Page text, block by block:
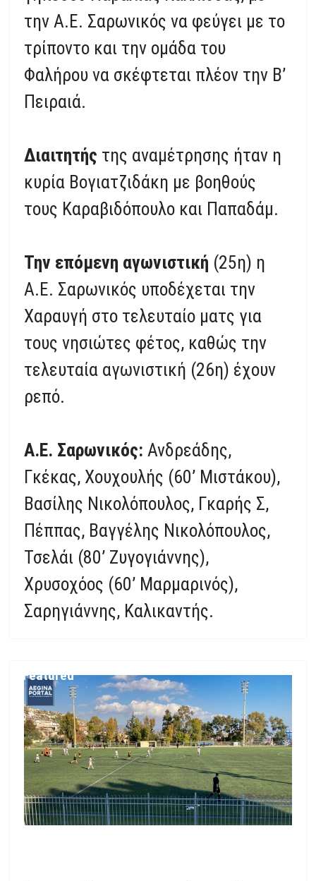
την Α.Ε. Σαρωνικός να φεύγει με το
τρίποντο και την ομάδα του
Φαλήρου να σκέφτεται πλέον την Β’
Πειραιά.
Διαιτητής της αναμέτρησης ήταν η
κυρία Βογιατζιδάκη με βοηθούς
τους Καραβιδόπουλο και Παπαδάμ.
Την επόμενη αγωνιστική (25η) η
Α.Ε. Σαρωνικός υποδέχεται την
Χαραυγή στο τελευταίο ματς για
τους νησιώτες φέτος, καθώς την
τελευταία αγωνιστική (26η) έχουν
ρεπό.
Α.Ε. Σαρωνικός: Ανδρεάδης,
Γκέκας, Χουχουλής (60’ Μιστάκου),
Βασίλης Νικολόπουλος, Γκαρής Σ,
Πέππας, Βαγγέλης Νικολόπουλος,
Τσελάι (80’ Ζυγογιάννης),
Χρυσοχόος (60’ Μαρμαρινός),
Σαρηγιάννης, Καλικαντής.
Featured